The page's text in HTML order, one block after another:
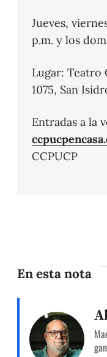
Jueves,
p.m. y los
Lugar: Teatro
1075, San
Entradas a la
CCPUCP
En esta nota